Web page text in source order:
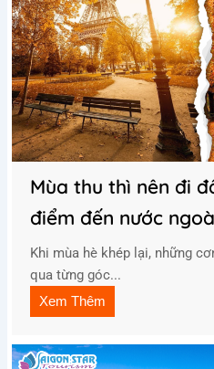
Mùa thu thì nên đi
điểm đến nước
Khi mùa hè khép lại, những
qua từng góc...
Xem Thêm